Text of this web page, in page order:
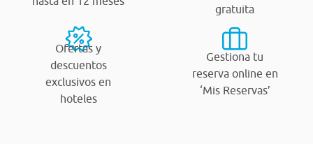
gratuita
Ofertas y
descuentos
exclusivos en
hoteles
Gestiona tu
reserva online en
‘Mis Reservas’